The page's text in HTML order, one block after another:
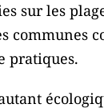
sur les
pratiques.